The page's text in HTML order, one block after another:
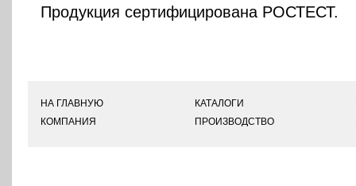
Продукция сертифицирована РОСТЕСТ.
НА ГЛАВНУЮ
КОМПАНИЯ
КАТАЛОГИ
ПРОИЗВОДСТВО